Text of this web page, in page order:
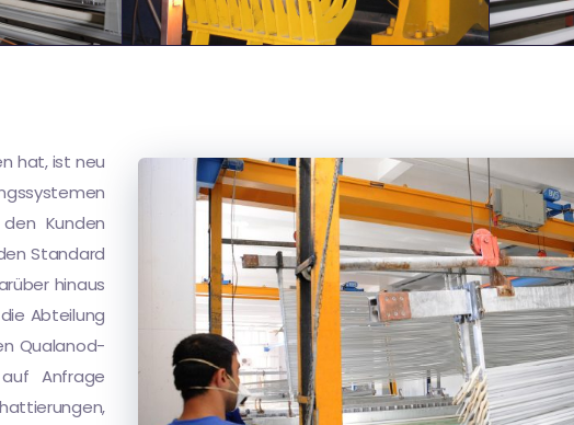
hat, ist neu
Kunden
Standard
hinaus
Abteilung
Qualanod-
Anfrage